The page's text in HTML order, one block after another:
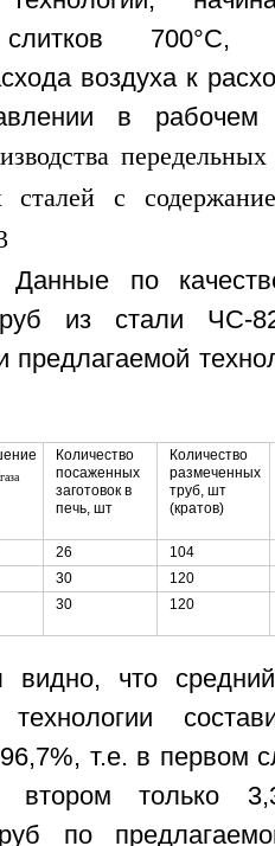
слитков 700°С,
воздуха к
в рабочем
по
из стали ЧС-
предлагаемой
газа
Количество
посаженных
заготовок в
печь, шт
Количество
размеченных
труб, шт
(кратов)
26
104
30
120
30 120
видно, что
технологии
т.е. в первом
только
по